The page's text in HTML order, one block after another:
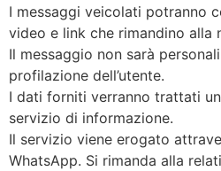
I messaggi veicolati potranno
video e link che rimandino alla
Il messaggio non sarà
profilazione dell’utente.
I dati forniti verranno trattati
servizio di informazione.
Il servizio viene erogato
WhatsApp. Si rimanda alla